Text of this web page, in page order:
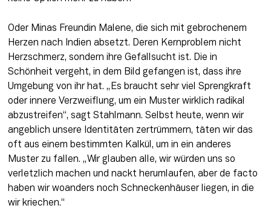
Oder Minas Freundin Malene, die sich mit gebrochenem
Herzen nach Indien absetzt. Deren Kernproblem nicht
Herzschmerz, sondern ihre Gefallsucht ist. Die in
Schönheit vergeht, in dem Bild gefangen ist, dass ihre
Umgebung von ihr hat. „Es braucht sehr viel Sprengkraft
oder innere Verzweiflung, um ein Muster wirklich radikal
abzustreifen“, sagt Stahlmann. Selbst heute, wenn wir
angeblich unsere Identitäten zertrümmern, täten wir das
oft aus einem bestimmten Kalkül, um in ein anderes
Muster zu fallen. „Wir glauben alle, wir würden uns so
verletzlich machen und nackt herumlaufen, aber de facto
haben wir woanders noch Schneckenhäuser liegen, in die
wir kriechen.“